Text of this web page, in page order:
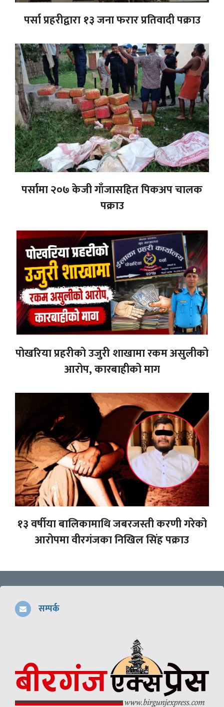
पर्सा प्रहरीद्वारा १३ जना फरार प्रतिवादी पक्राउ
पर्सामा २०७ केजी गाँजासहित पिकअप चालक
पक्राउ
पोखरिया प्रहरीको उजुरी शाखामा रकम असुलीको
आरोप, कारबाहीको माग
१३ वर्षीया बालिकामाथि जबरजस्ती करणी गरेको
आरोपमा वीरगंजका निखिल सिंह पक्राउ
सम्पर्क